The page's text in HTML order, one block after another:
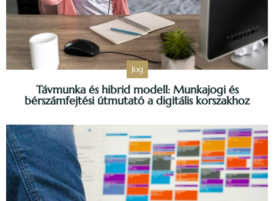
Jog
Távmunka és hibrid modell: Munkajogi és
bérszámfejtési útmutató a digitális korszakhoz